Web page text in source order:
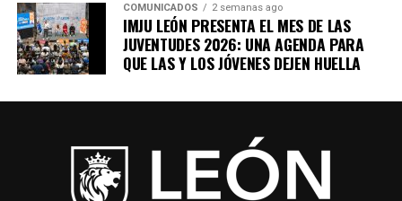
COMUNICADOS 2 semanas ago
IMJU LEÓN PRESENTA EL MES DE LAS
JUVENTUDES 2026: UNA AGENDA PARA
QUE LAS Y LOS JÓVENES DEJEN HUELLA